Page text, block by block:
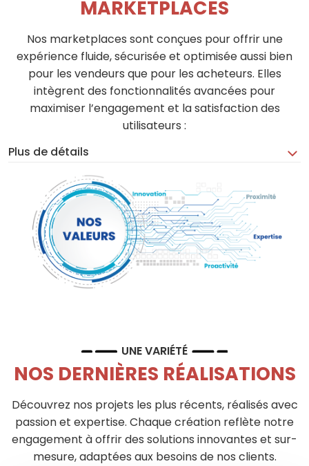
MARKETPLACES
Nos marketplaces sont conçues pour offrir une
expérience fluide, sécurisée et optimisée aussi bien
pour les vendeurs que pour les acheteurs. Elles
intègrent des fonctionnalités avancées pour
maximiser l’engagement et la satisfaction des
utilisateurs :
Plus de détails
UNE VARIÉTÉ
NOS DERNIÈRES RÉALISATIONS
Découvrez nos projets les plus récents, réalisés avec
passion et expertise. Chaque création reflète notre
engagement à offrir des solutions innovantes et sur-
mesure, adaptées aux besoins de nos clients.